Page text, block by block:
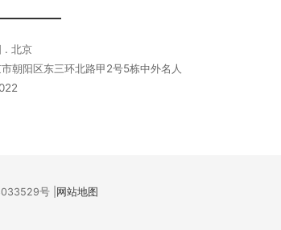
. 北京
朝阳区东三环北路甲2号5栋中外名人
号 网站地图